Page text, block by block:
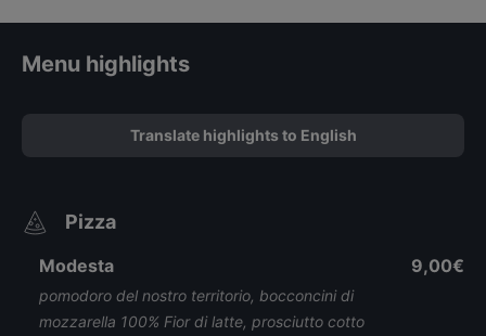
Menu highlights
Translate highlights to English
Pizza
Modesta
pomodoro del nostro territorio, bocconcini di
mozzarella 100% Fior di latte, prosciutto cotto
9,00€